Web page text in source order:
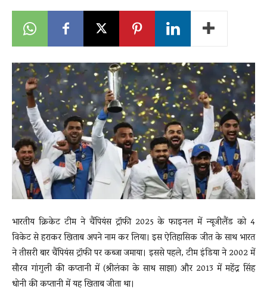
Breaking
News
भारतीय क्रिकेट टीम ने चैंपियंस ट्रॉफी 2025 के फाइनल में न्यूजीलैंड को 4
विकेट से हराकर खिताब अपने नाम कर लिया। इस ऐतिहासिक जीत के साथ भारत
ने तीसरी बार चैंपियंस ट्रॉफी पर कब्जा जमाया। इससे पहले, टीम इंडिया ने 2002 में
सौरव गांगुली की कप्तानी में (श्रीलंका के साथ साझा) और 2013 में महेंद्र सिंह
धोनी की कप्तानी में यह खिताब जीता था।